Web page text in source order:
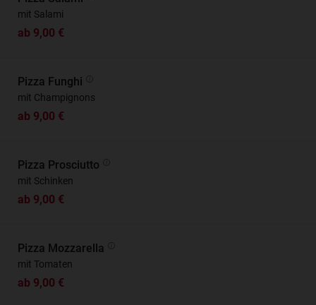
mit Salami
ab 9,00 €
Pizza Funghi
mit Champignons
ab 9,00 €
Pizza Prosciutto
mit Schinken
ab 9,00 €
Pizza Mozzarella
mit Tomaten
ab 9,00 €